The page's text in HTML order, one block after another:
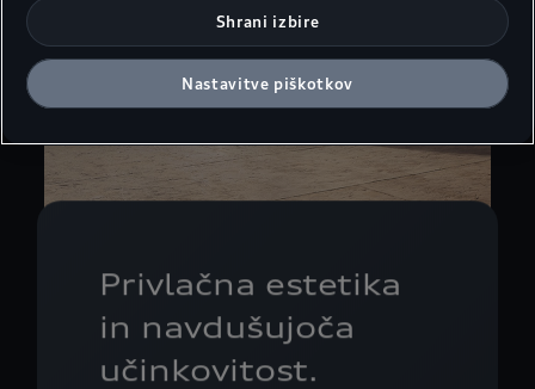
Privlačna estetika
in navdušujoča
učinkovitost.
Shrani izbire
Nastavitve piškotkov